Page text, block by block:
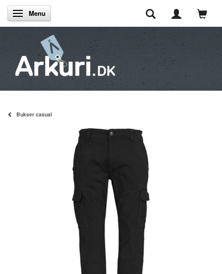
Skifte navigation
Menu
Bukser casual